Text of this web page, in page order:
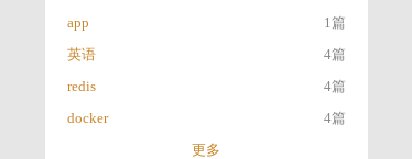
app
1篇
英语
4篇
redis
4篇
docker
4篇
更多